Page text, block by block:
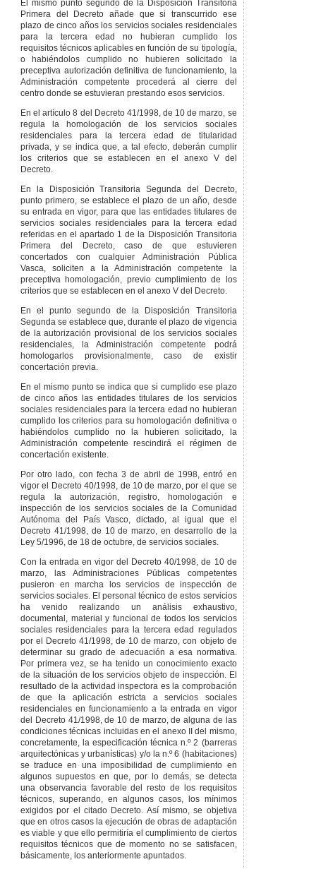
El mismo punto segundo de la Disposición Transitoria
Primera del Decreto añade que si transcurrido ese
plazo de cinco años los servicios sociales residenciales
para la tercera edad no hubieran cumplido los
requisitos técnicos aplicables en función de su tipología,
o habiéndolos cumplido no hubieren solicitado la
preceptiva autorización definitiva de funcionamiento, la
Administración competente procederá al cierre del
centro donde se estuvieran prestando esos servicios.
En el artículo 8 del Decreto 41/1998, de 10 de marzo, se
regula la homologación de los servicios sociales
residenciales para la tercera edad de titularidad
privada, y se indica que, a tal efecto, deberán cumplir
los criterios que se establecen en el anexo V del
Decreto.
En la Disposición Transitoria Segunda del Decreto,
punto primero, se establece el plazo de un año, desde
su entrada en vigor, para que las entidades titulares de
servicios sociales residenciales para la tercera edad
referidas en el apartado 1 de la Disposición Transitoria
Primera del Decreto, caso de que estuvieren
concertados con cualquier Administración Pública
Vasca, soliciten a la Administración competente la
preceptiva homologación, previo cumplimiento de los
criterios que se establecen en el anexo V del Decreto.
En el punto segundo de la Disposición Transitoria
Segunda se establece que, durante el plazo de vigencia
de la autorización provisional de los servicios sociales
residenciales, la Administración competente podrá
homologarlos provisionalmente, caso de existir
concertación previa.
En el mismo punto se indica que si cumplido ese plazo
de cinco años las entidades titulares de los servicios
sociales residenciales para la tercera edad no hubieran
cumplido los criterios para su homologación definitiva o
habiéndolos cumplido no la hubieren solicitado, la
Administración competente rescindirá el régimen de
concertación existente.
Por otro lado, con fecha 3 de abril de 1998, entró en
vigor el Decreto 40/1998, de 10 de marzo, por el que se
regula la autorización, registro, homologación e
inspección de los servicios sociales de la Comunidad
Autónoma del País Vasco, dictado, al igual que el
Decreto 41/1998, de 10 de marzo, en desarrollo de la
Ley 5/1996, de 18 de octubre, de servicios sociales.
Con la entrada en vigor del Decreto 40/1998, de 10 de
marzo, las Administraciones Públicas competentes
pusieron en marcha los servicios de inspección de
servicios sociales. El personal técnico de estos servicios
ha venido realizando un análisis exhaustivo,
documental, material y funcional de todos los servicios
sociales residenciales para la tercera edad regulados
por el Decreto 41/1998, de 10 de marzo, con objeto de
determinar su grado de adecuación a esa normativa.
Por primera vez, se ha tenido un conocimiento exacto
de la situación de los servicios objeto de inspección. El
resultado de la actividad inspectora es la comprobación
de que la aplicación estricta a servicios sociales
residenciales en funcionamiento a la entrada en vigor
del Decreto 41/1998, de 10 de marzo, de alguna de las
condiciones técnicas incluidas en el anexo II del mismo,
concretamente, la especificación técnica n.º 2 (barreras
arquitectónicas y urbanísticas) y/o la n.º 6 (habitaciones)
se traduce en una imposibilidad de cumplimiento en
algunos supuestos en que, por lo demás, se detecta
una observancia favorable del resto de los requisitos
técnicos, superando, en algunos casos, los mínimos
exigidos por el citado Decreto. Así mismo, se objetiva
que en otros casos la ejecución de obras de adaptación
es viable y que ello permitiría el cumplimiento de ciertos
requisitos técnicos que de momento no se satisfacen,
básicamente, los anteriormente apuntados.